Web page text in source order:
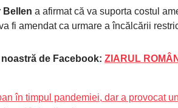
Bellen a afirmat că va suporta costul
fi amendat ca urmare a încălcării
de Facebook: ZIARUL
în timpul pandemiei, dar a provocat